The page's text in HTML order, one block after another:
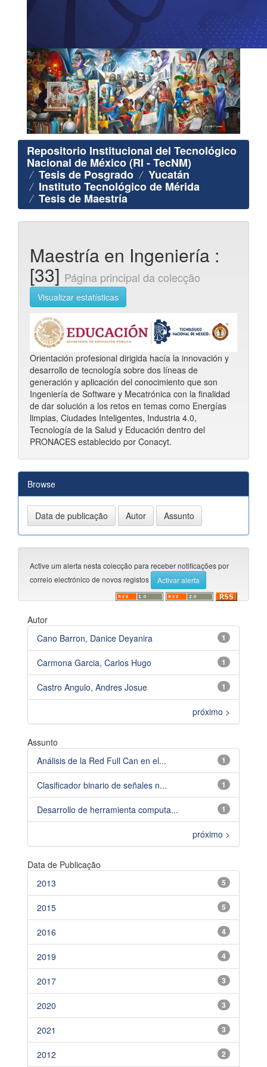
Repositorio Institucional del Tecnológico
Nacional de México (RI - TecNM)
Tesis de Posgrado Yucatán
Instituto Tecnológico de Mérida
Tesis de Maestría
Maestría en Ingeniería :
[33] Página principal da colecção
Visualizar estatísticas
Orientación profesional dirigida hacía la innovación y
desarrollo de tecnología sobre dos líneas de
generación y aplicación del conocimiento que son
Ingeniería de Software y Mecatrónica con la finalidad
de dar solución a los retos en temas como Energías
limpias, Ciudades Inteligentes, Industria 4.0,
Tecnología de la Salud y Educación dentro del
PRONACES establecido por Conacyt.
Browse
Active um alerta nesta colecção para receber notificações por
correio electrónico de novos registos
Autor
1
Cano Barron, Danice Deyanira
1
Carmona Garcia, Carlos Hugo
1
Castro Angulo, Andres Josue
próximo >
Assunto
1
Análisis de la Red Full Can en el...
1
Clasificador binario de señales n...
1
Desarrollo de herramienta computa...
próximo >
Data de Publicação
5
2013
5
2015
4
2016
4
2019
3
2017
3
2020
3
2021
2
2012